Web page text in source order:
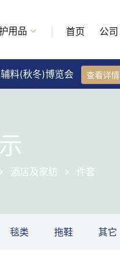
首页 公司
用品
料(秋冬)博览会 查看详情
酒店及家纺 件套
毯类 拖鞋 其它